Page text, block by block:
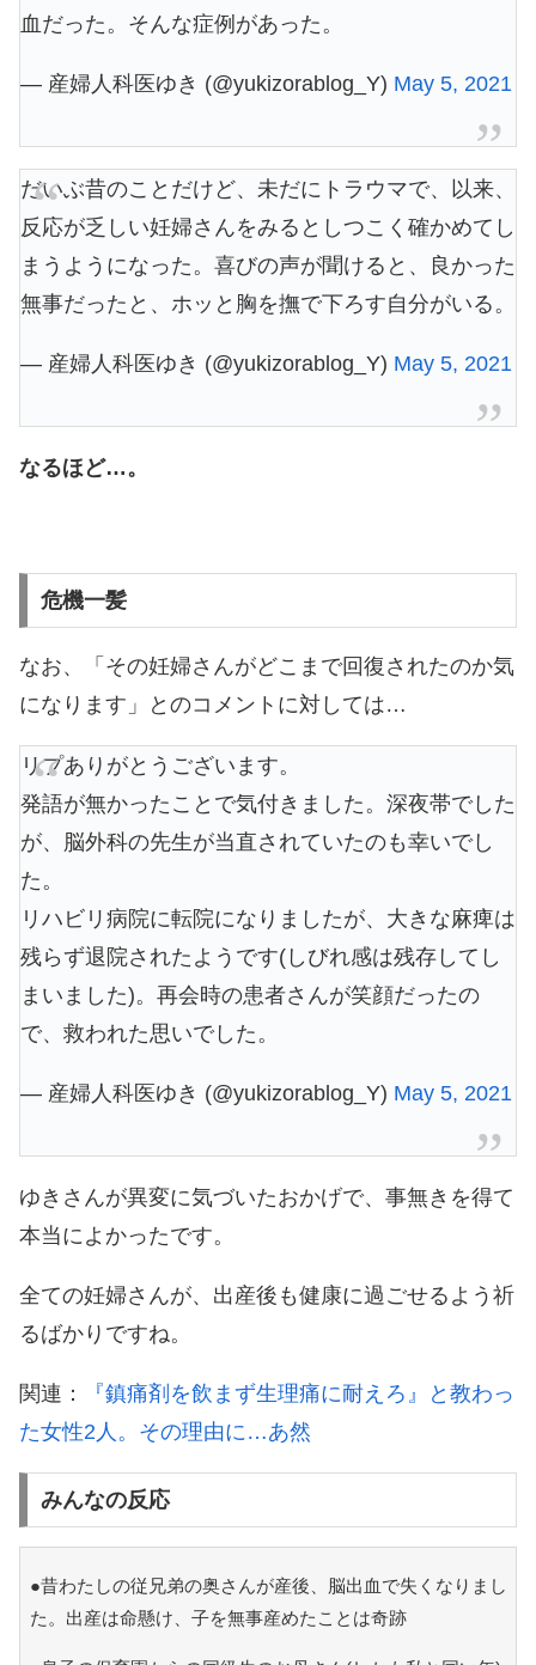
血だった。そんな症例があった。
— 産婦人科医ゆき (@yukizorablog_Y) May 5, 2021
だいぶ昔のことだけど、未だにトラウマで、以来、
反応が乏しい妊婦さんをみるとしつこく確かめてし
まうようになった。喜びの声が聞けると、良かった
無事だったと、ホッと胸を撫で下ろす自分がいる。
— 産婦人科医ゆき (@yukizorablog_Y) May 5, 2021
なるほど…。
危機一髪
なお、「その妊婦さんがどこまで回復されたのか気
になります」とのコメントに対しては…
リプありがとうございます。
発語が無かったことで気付きました。深夜帯でした
が、脳外科の先生が当直されていたのも幸いでし
た。
リハビリ病院に転院になりましたが、大きな麻痺は
残らず退院されたようです(しびれ感は残存してし
まいました)。再会時の患者さんが笑顔だったの
で、救われた思いでした。
— 産婦人科医ゆき (@yukizorablog_Y) May 5, 2021
ゆきさんが異変に気づいたおかげで、事無きを得て
本当によかったです。
全ての妊婦さんが、出産後も健康に過ごせるよう祈
るばかりですね。
関連：
『鎮痛剤を飲まず生理痛に耐えろ』と教わっ
た女性2人。その理由に…あ然
みんなの反応
●昔わたしの従兄弟の奥さんが産後、脳出血で失くなりまし
た。出産は命懸け、子を無事産めたことは奇跡